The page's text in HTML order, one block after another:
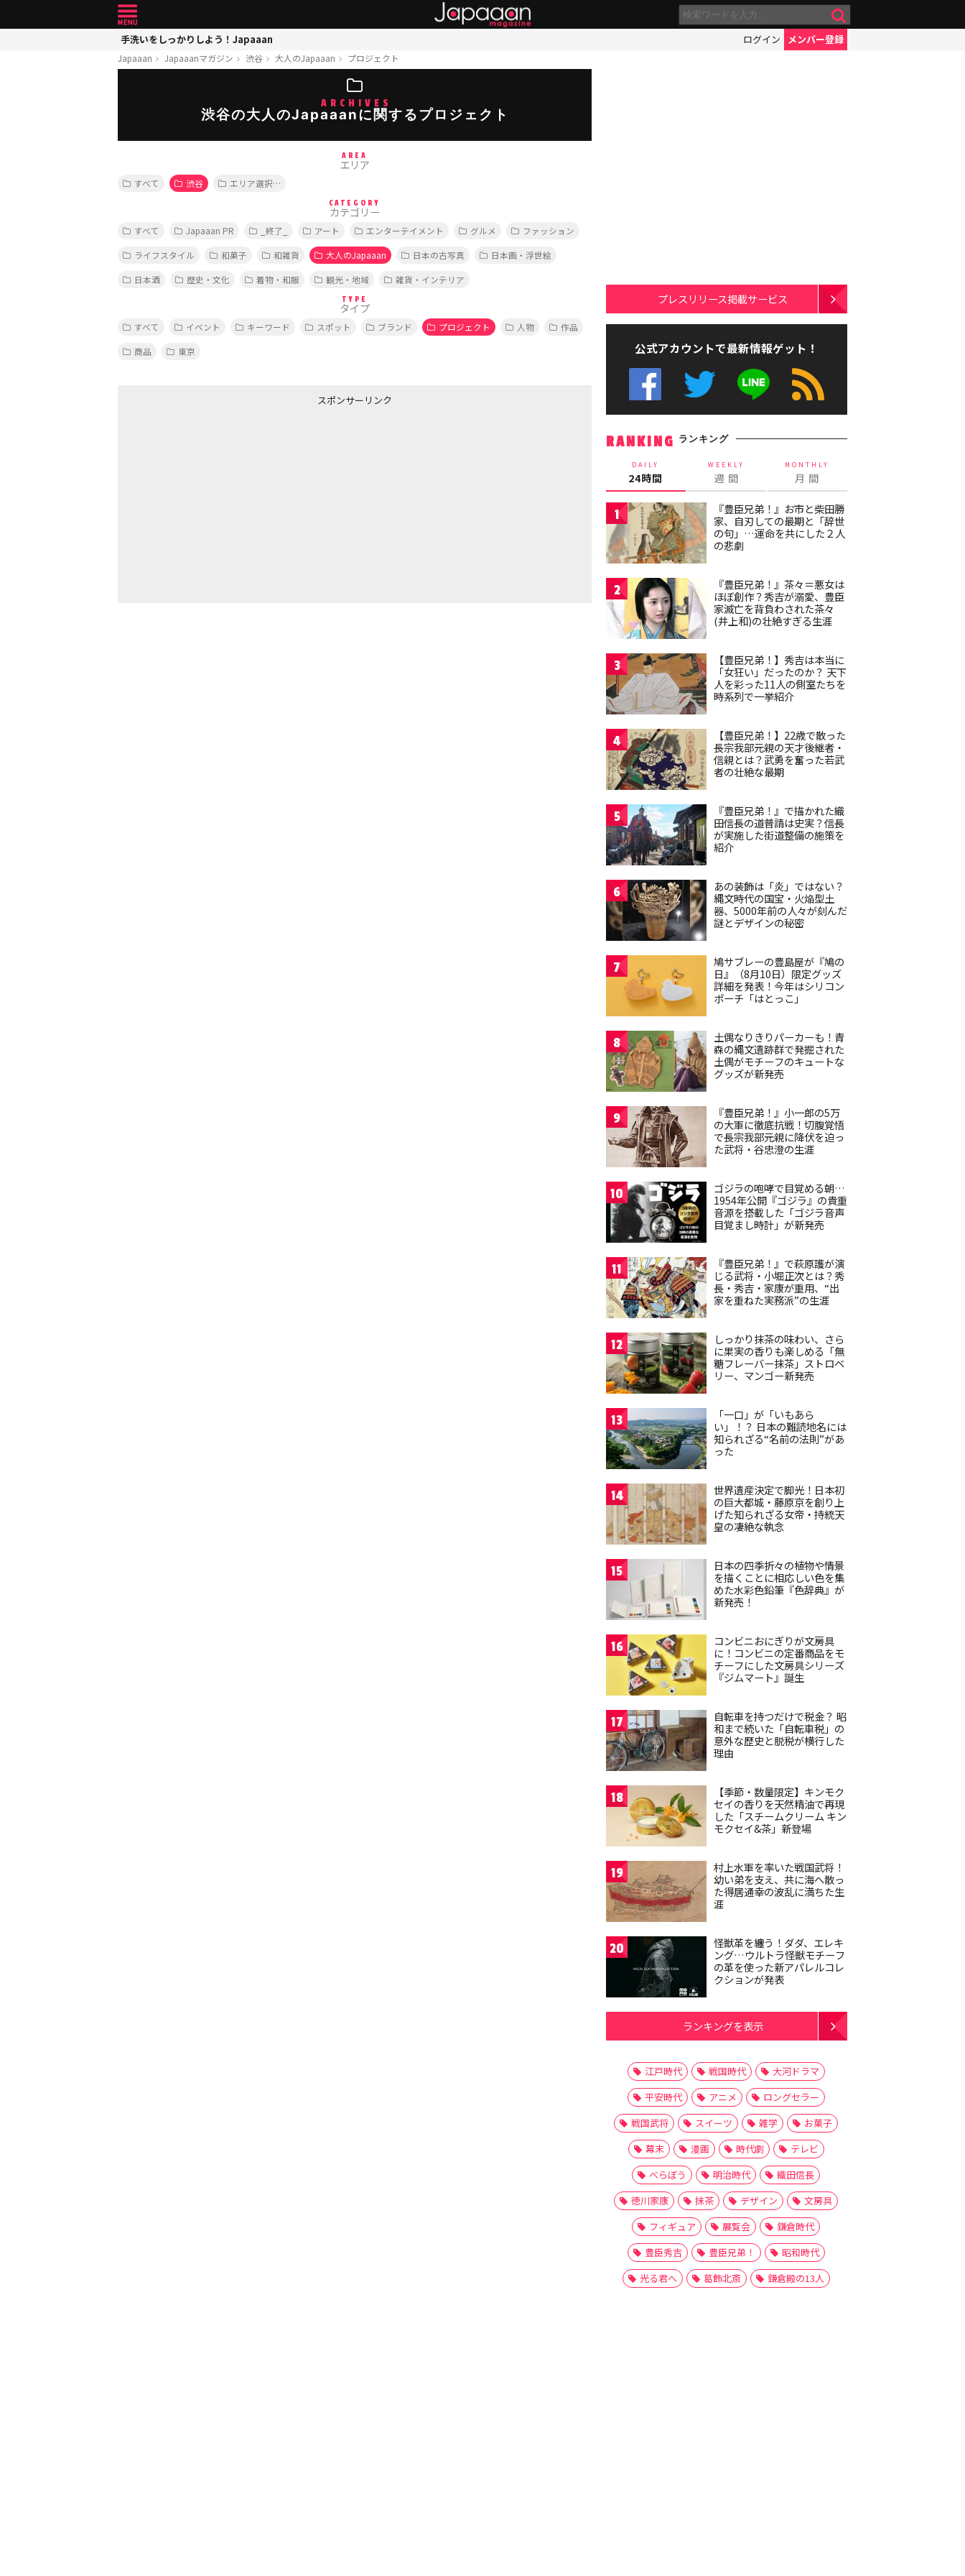
手洗いをしっかりしよう！Japaaan ログイン メンバー登録
Japaaan Japaaanマガジン 渋谷 大人のJapaaan プロジェクト
ARCHIVES
渋谷の大人のJapaaanに関するプロジェクト
AREA
エリア
すべて 渋谷 エリア選択…
CATEGORY
カテゴリー
すべて Japaaan PR _終了_ アート エンターテイメント グルメ
ファッション
ライフスタイル
和菓子 和雑貨 大人のJapaaan 日本の古写真
日本画・浮世絵
日本酒
歴史・文化 着物・和服 観光・地域 雑貨・インテリア
TYPE
タイプ
すべて イベント キーワード スポット ブランド プロジェクト 人物
作品
商品
東京
スポンサーリンク
プレスリリース掲載サービス
公式アカウントで最新情報ゲット！
RANKING ランキング
DAILY
24時間
WEEKLY
週 間
MONTHLY
月 間
1
『豊臣兄弟！』お市と柴田勝
家、自刃しての最期と「辞世
の句」…運命を共にした２人
の悲劇
2
『豊臣兄弟！』茶々＝悪女は
ほぼ創作？秀吉が溺愛、豊臣
家滅亡を背負わされた茶々
(井上和)の壮絶すぎる生涯
3
【豊臣兄弟！】秀吉は本当に
「女狂い」だったのか？ 天下
人を彩った11人の側室たちを
時系列で一挙紹介
4
【豊臣兄弟！】22歳で散った
長宗我部元親の天才後継者・
信親とは？武勇を奮った若武
者の壮絶な最期
5
『豊臣兄弟！』で描かれた織
田信長の道普請は史実？信長
が実施した街道整備の施策を
紹介
6
あの装飾は「炎」ではない？
縄文時代の国宝・火焔型土
器、5000年前の人々が刻んだ
謎とデザインの秘密
7
鳩サブレーの豊島屋が『鳩の
日』（8月10日）限定グッズ
詳細を発表！今年はシリコン
ポーチ「はとっこ」
8
土偶なりきりパーカーも！青
森の縄文遺跡群で発掘された
土偶がモチーフのキュートな
グッズが新発売
9
『豊臣兄弟！』小一郎の5万
の大軍に徹底抗戦！切腹覚悟
で長宗我部元親に降伏を迫っ
た武将・谷忠澄の生涯
10
ゴジラの咆哮で目覚める朝…
1954年公開『ゴジラ』の貴重
音源を搭載した「ゴジラ音声
目覚まし時計」が新発売
11
『豊臣兄弟！』で萩原護が演
じる武将・小堀正次とは？秀
長・秀吉・家康が重用、“出
家を重ねた実務派”の生涯
12
しっかり抹茶の味わい、さら
に果実の香りも楽しめる「無
糖フレーバー抹茶」ストロベ
リー、マンゴー新発売
13
「一口」が「いもあら
い」！？ 日本の難読地名には
知られざる“名前の法則”があ
った
14
世界遺産決定で脚光！日本初
の巨大都城・藤原京を創り上
げた知られざる女帝・持統天
皇の凄絶な執念
15
日本の四季折々の植物や情景
を描くことに相応しい色を集
めた水彩色鉛筆『色辞典』が
新発売！
16
コンビニおにぎりが文房具
に！コンビニの定番商品をモ
チーフにした文房具シリーズ
『ジムマート』誕生
17
自転車を持つだけで税金？ 昭
和まで続いた「自転車税」の
意外な歴史と脱税が横行した
理由
18
【季節・数量限定】キンモク
セイの香りを天然精油で再現
した「スチームクリーム キン
モクセイ&茶」新登場
19
村上水軍を率いた戦国武将！
幼い弟を支え、共に海へ散っ
た得居通幸の波乱に満ちた生
涯
20
怪獣革を纏う！ダダ、エレキ
ング…ウルトラ怪獣モチーフ
の革を使った新アパレルコレ
クションが発表
ランキングを表示
江戸時代 戦国時代
大河ドラマ
平安時代
アニメ
ロングセラー
戦国武将
スイーツ 雑学
お菓子
幕末
漫画 時代劇
テレビ
べらぼう
明治時代
織田信長
徳川家康
抹茶 デザイン
文房具
フィギュア
展覧会
鎌倉時代
豊臣秀吉
豊臣兄弟！
昭和時代
光る君へ
葛飾北斎 鎌倉殿の13人